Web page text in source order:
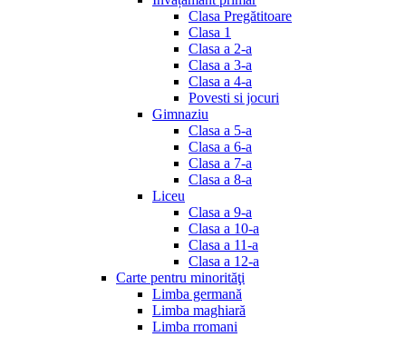
Clasa Pregătitoare
Clasa 1
Clasa a 2-a
Clasa a 3-a
Clasa a 4-a
Povesti si jocuri
Gimnaziu
Clasa a 5-a
Clasa a 6-a
Clasa a 7-a
Clasa a 8-a
Liceu
Clasa a 9-a
Clasa a 10-a
Clasa a 11-a
Clasa a 12-a
Carte pentru minorităţi
Limba germană
Limba maghiară
Limba rromani